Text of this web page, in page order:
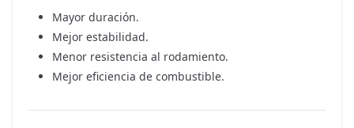
Mayor duración.
Mejor estabilidad.
Menor resistencia al rodamiento.
Mejor eficiencia de combustible.